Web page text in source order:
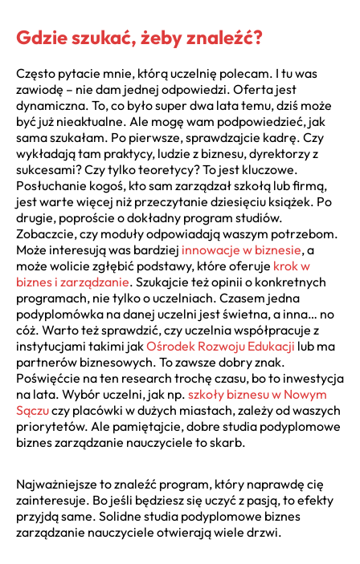
Gdzie szukać, żeby znaleźć?
Często pytacie mnie, którą uczelnię polecam. I tu was
zawiodę – nie dam jednej odpowiedzi. Oferta jest
dynamiczna. To, co było super dwa lata temu, dziś może
być już nieaktualne. Ale mogę wam podpowiedzieć, jak
sama szukałam. Po pierwsze, sprawdzajcie kadrę. Czy
wykładają tam praktycy, ludzie z biznesu, dyrektorzy z
sukcesami? Czy tylko teoretycy? To jest kluczowe.
Posłuchanie kogoś, kto sam zarządzał szkołą lub firmą,
jest warte więcej niż przeczytanie dziesięciu książek. Po
drugie, poproście o dokładny program studiów.
Zobaczcie, czy moduły odpowiadają waszym potrzebom.
Może interesują was bardziej innowacje w biznesie, a
może wolicie zgłębić podstawy, które oferuje krok w
biznes i zarządzanie. Szukajcie też opinii o konkretnych
programach, nie tylko o uczelniach. Czasem jedna
podyplomówka na danej uczelni jest świetna, a inna… no
cóż. Warto też sprawdzić, czy uczelnia współpracuje z
instytucjami takimi jakOśrodek Rozwoju Edukacji lub ma
partnerów biznesowych. To zawsze dobry znak.
Poświęćcie na ten research trochę czasu, bo to inwestycja
na lata. Wybór uczelni, jak np. szkoły biznesu w Nowym
Sączuczy placówki w dużych miastach, zależy od waszych
priorytetów. Ale pamiętajcie, dobre studia podyplomowe
biznes zarządzanie nauczyciele to skarb.
Najważniejsze to znaleźć program, który naprawdę cię
zainteresuje. Bo jeśli będziesz się uczyć z pasją, to efekty
przyjdą same. Solidne studia podyplomowe biznes
zarządzanie nauczyciele otwierają wiele drzwi.